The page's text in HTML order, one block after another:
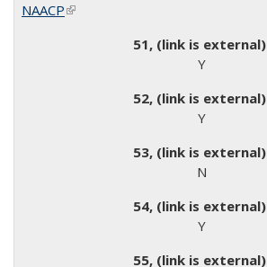
NAACP(link is external)
Y
Y
N
Y